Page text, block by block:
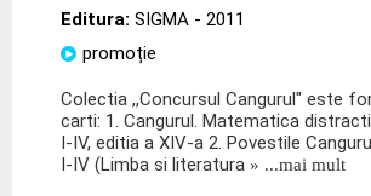
Editura: SIGMA - 2011
promoție
Colectia ,,Concursul Cangurul" este
carti: 1. Cangurul. Matematica
I-IV, editia a XIV-a 2. Povestile
I-IV (Limba si literatura » ...mai mult